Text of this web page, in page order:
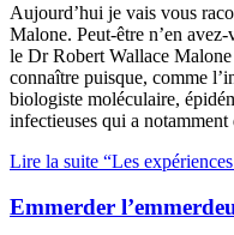
Aujourd’hui je vais vous
Malone. Peut-être n’en
le Dr Robert Wallace Malone
connaître puisque, comme
biologiste moléculaire,
infectieuses qui a
Lire la suite “Les
Emmerder